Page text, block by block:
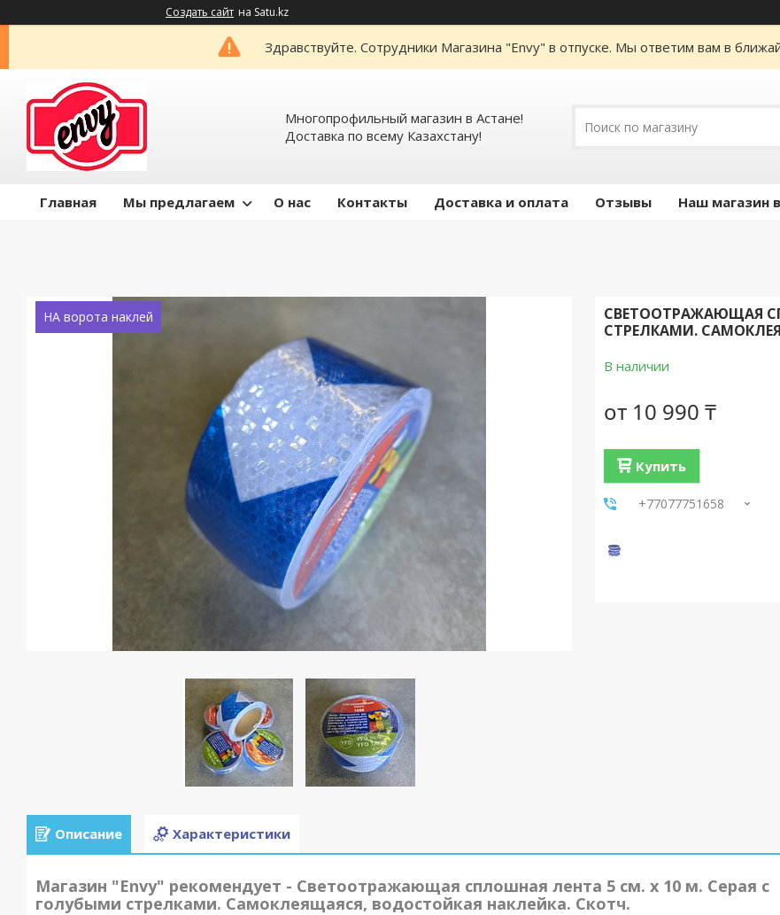
Создать сайт на Satu.kz
Здравствуйте. Сотрудники Магазина "Envy" в отпуске. Мы ответим вам в
Многопрофильный магазин в Астане!
Доставка по всему Казахстану!
Главная Мы предлагаем О нас Контакты Доставка и оплата Отзывы Наш магазин
НА ворота наклей
СВЕТООТРАЖАЮЩАЯ
СТРЕЛКАМИ.
В наличии
от 10 990 ₸
Купить
+77077751658
Описание Характеристики
Магазин "Envy" рекомендует - Светоотражающая сплошная лента 5 см. x 10 м. Серая с
голубыми стрелками. Самоклеящаяся, водостойкая наклейка. Скотч.